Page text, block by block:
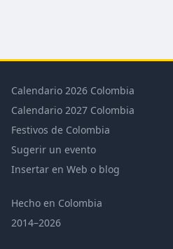
Calendario 2026 Colombia
Calendario 2027 Colombia
Festivos de Colombia
Sugerir un evento
Insertar en Web o blog
Hecho en Colombia
2014–2026